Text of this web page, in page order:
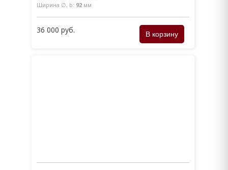
Ширина ∅, b: 92 мм
36 000 руб.